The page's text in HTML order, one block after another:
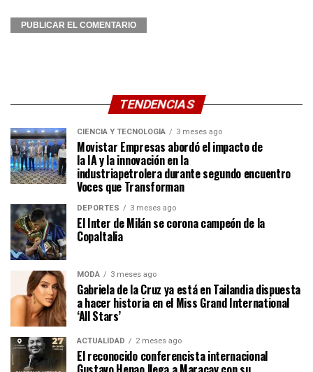
TENDENCIAS
CIENCIA Y TECNOLOGÍA 3 meses ago
Movistar Empresas abordó el impacto de
la IA y la innovación en la
industriapetrolera durante segundo encuentro
Voces que Transforman
DEPORTES 3 meses ago
El Inter de Milán se corona campeón de la
CopaItalia
MODA 3 meses ago
Gabriela de la Cruz ya está en Tailandia dispuesta
a hacer historia en el Miss Grand International
‘All Stars’
ACTUALIDAD 2 meses ago
El reconocido conferencista internacional